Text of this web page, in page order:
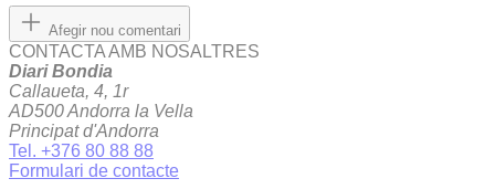
Afegir nou comentari
CONTACTA AMB NOSALTRES
Diari Bondia
Callaueta, 4, 1r
AD500 Andorra la Vella
Principat d'Andorra
Tel. +376 80 88 88
Formulari de contacte